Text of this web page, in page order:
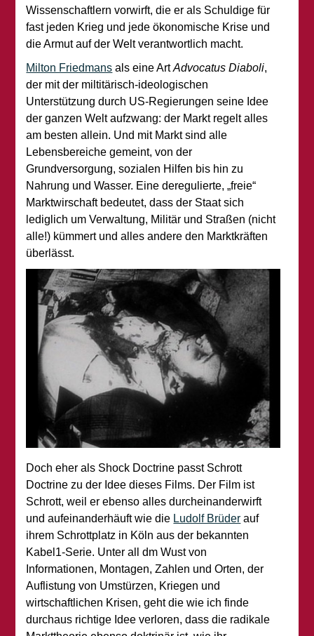
Wissenschaftlern vorwirft, die er als Schuldige für
fast jeden Krieg und jede ökonomische Krise und
die Armut auf der Welt verantwortlich macht.
Milton Friedmans als eine ArtAdvocatus Diaboli,
der mit der miltitärisch-ideologischen
Unterstützung durch US-Regierungen seine Idee
der ganzen Welt aufzwang: der Markt regelt alles
am besten allein. Und mit Markt sind alle
Lebensbereiche gemeint, von der
Grundversorgung, sozialen Hilfen bis hin zu
Nahrung und Wasser. Eine deregulierte, „freie“
Marktwirschaft bedeutet, dass der Staat sich
lediglich um Verwaltung, Militär und Straßen (nicht
alle!) kümmert und alles andere den Marktkräften
überlässt.
Doch eher als Shock Doctrine passt Schrott
Doctrine zu der Idee dieses Films. Der Film ist
Schrott, weil er ebenso alles durcheinanderwirft
und aufeinanderhäuft wie die Ludolf Brüder auf
ihrem Schrottplatz in Köln aus der bekannten
Kabel1-Serie. Unter all dm Wust von
Informationen, Montagen, Zahlen und Orten, der
Auflistung von Umstürzen, Kriegen und
wirtschaftlichen Krisen, geht die wie ich finde
durchaus richtige Idee verloren, dass die radikale